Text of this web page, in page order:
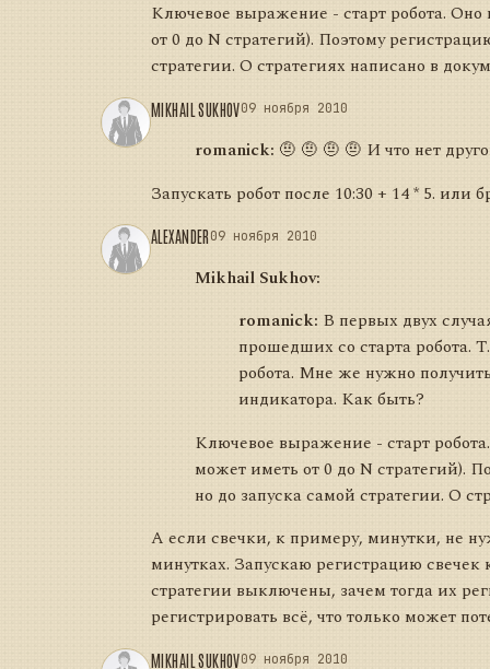
Ключевое выражение - старт робота.
от 0 до N стратегий). Поэтому
стратегии. О стратегиях написано в
MIKHAIL SUKHOV09 ноября 2010
romanick: 🤨 🤨 🤨 🤨 И что нет
Запускать робот после 10:30 + 14 * 5.
ALEXANDER09 ноября 2010
Mikhail Sukhov:
romanick: В первых двух
прошедших со старта робота.
робота. Мне же нужно
индикатора. Как быть?
Ключевое выражение - старт
может иметь от 0 до N стратегий).
но до запуска самой стратегии. О
А если свечки, к примеру, минутки, не
минутках. Запускаю регистрацию свечек
стратегии выключены, зачем тогда их
регистрировать всё, что только может
MIKHAIL SUKHOV09 ноября 2010